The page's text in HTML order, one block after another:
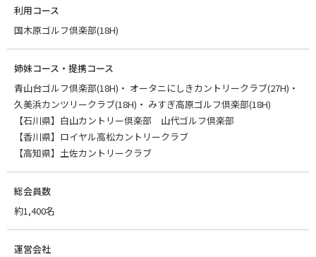
利用コース
国木原ゴルフ倶楽部(18H)
姉妹コース・提携コース
青山台ゴルフ倶楽部(18H)
オータニにしきカントリークラブ(27H)
久美浜カンツリークラブ(18H)
みすぎ高原ゴルフ倶楽部(18H)
【石川県】白山カントリー倶楽部 山代ゴルフ倶楽部
【香川県】ロイヤル高松カントリークラブ
【高知県】土佐カントリークラブ
総会員数
約1,400名
運営会社